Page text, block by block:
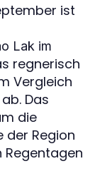
ist
Lak im
regnerisch
Vergleich
Das
die
der Region
Regentagen